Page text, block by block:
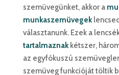
szemüvegünket, akkor a
munkaszemüvegek
választanunk. Ezek a
tartalmaznakkétszer,
az egyfókuszú
szemüveg funkcióját töltik